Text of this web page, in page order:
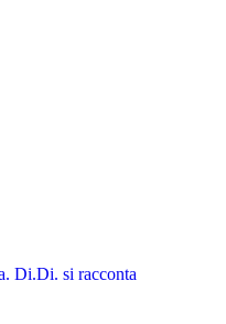
Di.Di. si racconta